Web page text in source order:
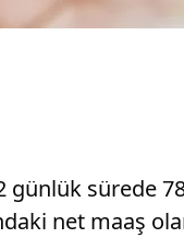
günlük sürede
net maaş